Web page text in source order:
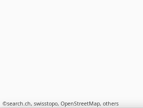
©search.ch, swisstopo, OpenStreetMap, others